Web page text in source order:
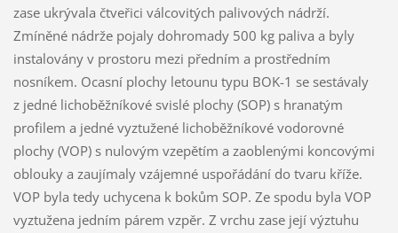
zase ukrývala čtveřici válcovitých palivových nádrží.
Zmíněné nádrže pojaly dohromady 500 kg paliva a byly
instalovány v prostoru mezi předním a prostředním
nosníkem. Ocasní plochy letounu typu BOK-1 se sestávaly
z jedné lichoběžníkové svislé plochy (SOP) s hranatým
profilem a jedné vyztužené lichoběžníkové vodorovné
plochy (VOP) s nulovým vzepětím a zaoblenými koncovými
oblouky a zaujímaly vzájemné uspořádání do tvaru kříže.
VOP byla tedy uchycena k bokům SOP. Ze spodu byla VOP
vyztužena jedním párem vzpěr. Z vrchu zase její výztuhu